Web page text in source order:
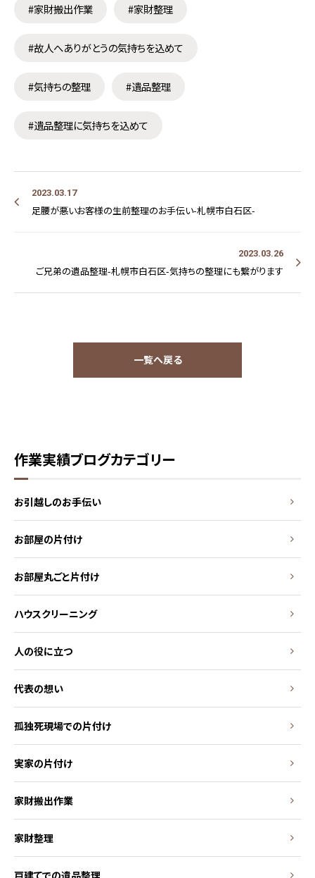
#家財搬出作業 #家財整理
#故人へありがとうの気持ちを込めて
#気持ちの整理 #遺品整理
#遺品整理に気持ちを込めて
2023.03.17
足腰が悪いお客様の生前整理のお手伝い-札幌市白石区-
2023.03.26
ご兄弟の遺品整理-札幌市白石区-気持ちの整理にも繋がります
一覧へ戻る
作業実績ブログカテゴリー
お引越しのお手伝い
お部屋の片付け
お部屋丸ごと片付け
ハウスクリーニング
人の役に立つ
代表の想い
孤独死現場での片付け
実家の片付け
家財搬出作業
家財整理
戸建てでの遺品整理